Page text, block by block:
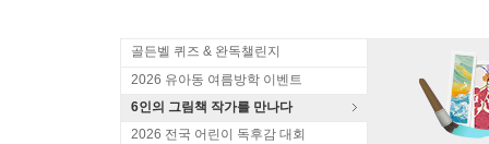
골든벨 퀴즈 & 완독챌린지
2026 유아동 여름방학 이벤트
6인의 그림책 작가를 만나다
2026 전국 어린이 독후감 대회